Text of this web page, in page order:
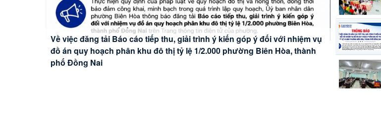
PHƯỜNG BIÊN HÒA: ĐẢNG ỦY ĐẨY MẠNH CHUYỂN ĐỔI SỐ - ĐỒNG CHÍ
TRƯỜNG MẦM NON BỬU HÒA TỔ CHỨC KHÁM SỨC KHỎE ĐỊNH KỲ
CHO TRẺ NĂM HỌC 2026 – 2027
Về việc đăng tải Báo cáo tiếp thu, giải trình ý kiến góp ý đối với nhiệm vụ
đồ án quy hoạch phân khu đô thị tỷ lệ 1/2.000 phường Biên Hòa, thành
phố Đồng Nai